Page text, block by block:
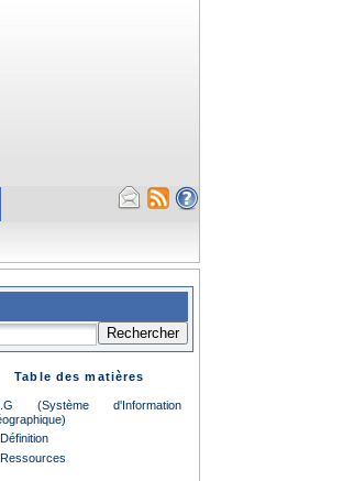
Rechercher
Table des matières
(Système d'Information
Définition
Ressources